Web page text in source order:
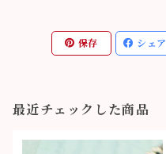
保存 シェア
最近チェックした商品